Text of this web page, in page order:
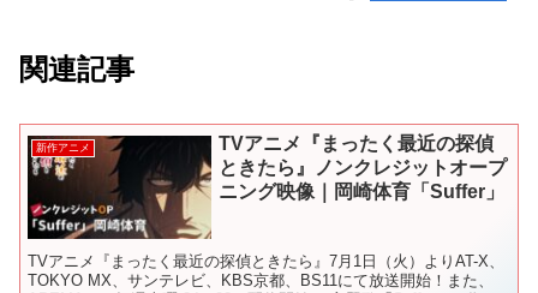
関連記事
新作アニメ
TVアニメ『まったく最近の探偵
ときたら』ノンクレジットオープ
ニング映像｜岡崎体育「Suffer」
TVアニメ『まったく最近の探偵ときたら』7月1日（火）よりAT-X、
TOKYO MX、サンテレビ、KBS京都、BS11にて放送開始！また、